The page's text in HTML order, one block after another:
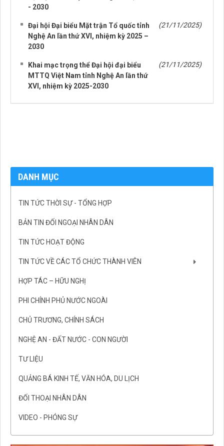
- 2030
Đại hội Đại biểu Mặt trận Tổ quốc tỉnh
Nghệ An lần thứ XVI, nhiệm kỳ 2025 –
2030
(21/11/2025)
Khai mạc trọng thể Đại hội đại biểu
MTTQ Việt Nam tỉnh Nghệ An lần thứ
XVI, nhiệm kỳ 2025-2030
(21/11/2025)
DANH MỤC
TIN TỨC THỜI SỰ - TỔNG HỢP
BẢN TIN ĐỐI NGOẠI NHÂN DÂN
TIN TỨC HOẠT ĐỘNG
TIN TỨC VỀ CÁC TỔ CHỨC THÀNH VIÊN
HỢP TÁC – HỮU NGHỊ
PHI CHÍNH PHỦ NƯỚC NGOÀI
CHỦ TRƯƠNG, CHÍNH SÁCH
NGHỆ AN - ĐẤT NƯỚC - CON NGƯỜI
TƯ LIỆU
QUẢNG BÁ KINH TẾ, VĂN HÓA, DU LỊCH
ĐỐI THOẠI NHÂN DÂN
VIDEO - PHÓNG SỰ